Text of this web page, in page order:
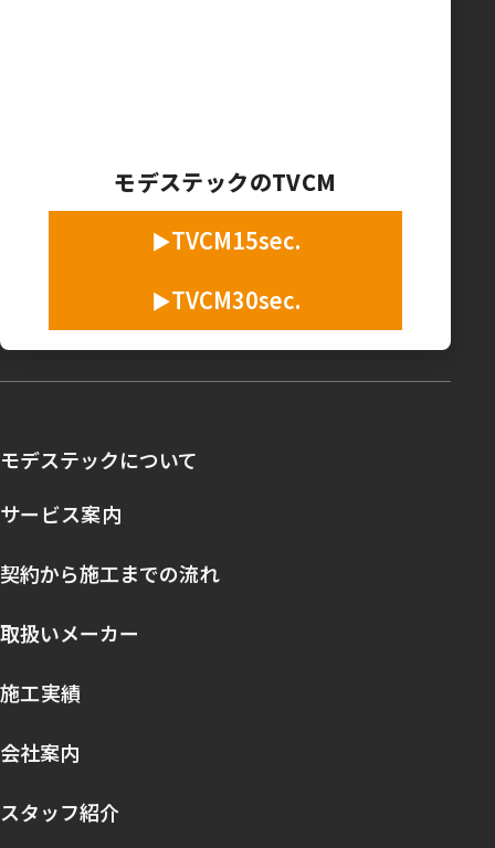
モデステックのTVCM
TVCM15sec.
TVCM30sec.
モデステックについて
サービス案内
契約から施工までの流れ
取扱いメーカー
施工実績
会社案内
スタッフ紹介